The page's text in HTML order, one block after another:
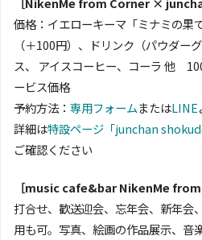
価格：イエローキーマ「ミナミの果
（＋100円）、ドリンク（パウダー
ス、 アイスコーヒー、コーラ 他
ービス価格
予約方法： 専用フォームまたはLINE
詳細は特設ページ「junchan
ご確認ください
［music cafe&bar NikenMe from
打合せ、歓送迎会、忘年会、新年会
用も可。写真、絵画の作品展示、音